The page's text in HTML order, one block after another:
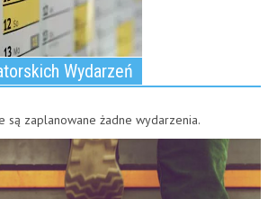
Wydarzeń
są zaplanowane żadne wydarzenia.